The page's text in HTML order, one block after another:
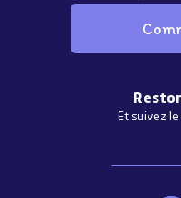
Et suivez